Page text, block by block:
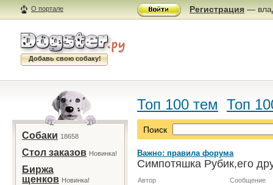
О портале Регистрация —
Добавь свою собаку!
Собаки 18658
Стол заказов Новинка!
Биржа
щенков Новинка!
Топ 100 тем Топ
Поиск
Важно: правила форума
Симпотяшка Рубик,его
Автор Сообщение